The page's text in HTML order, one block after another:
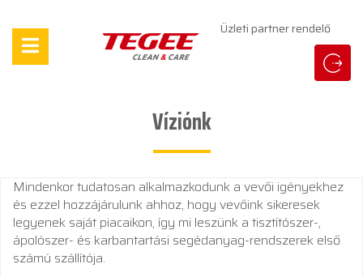
Üzleti partner rendelő
Víziónk
Mindenkor tudatosan alkalmazkodunk a vevői igényekhez
és ezzel hozzájárulunk ahhoz, hogy vevőink sikeresek
legyenek saját piacaikon, így mi leszünk a tisztítószer-,
ápolószer- és karbantartási segédanyag-rendszerek első
számú szállítója.